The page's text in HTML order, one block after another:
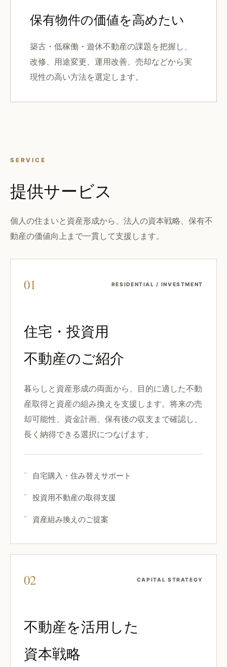
保有物件の価値を高めたい
築古・低稼働・遊休不動産の課題を把握し、
改修、用途変更、運用改善、売却などから実
現性の高い方法を選定します。
SERVICE
提供サービス
個人の住まいと資産形成から、法人の資本戦略、保有不
動産の価値向上まで一貫して支援します。
01 RESIDENTIAL / INVESTMENT
住宅・投資用
不動産のご紹介
暮らしと資産形成の両面から、目的に適した不動
産取得と資産の組み換えを支援します。将来の売
却可能性、資金計画、保有後の収支まで確認し、
長く納得できる選択につなげます。
自宅購入・住み替えサポート
投資用不動産の取得支援
資産組み換えのご提案
02 CAPITAL STRATEGY
不動産を活用した
資本戦略